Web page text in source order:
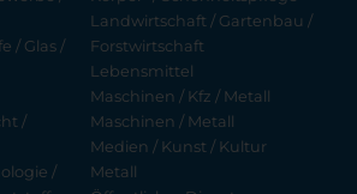
/ Glas /
/
/
Landwirtschaft / Gartenbau /
Forstwirtschaft
Lebensmittel
Maschinen / Kfz / Metall
Maschinen / Metall
Medien / Kunst / Kultur
Metall